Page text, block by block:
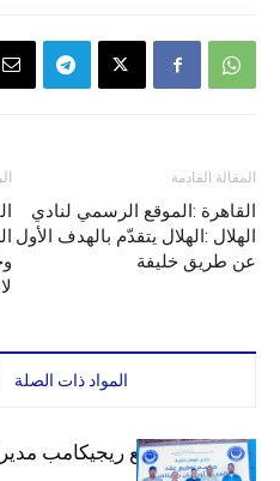
المقالة القادمة
القاهرة :الموقع الرسمي لنادي
الهلال :الهلال يتقدّم بالهدف الأول
عن طريق خليفة
المواد ذات الصلة
الهلال يتعاقد مع ريجيكامب